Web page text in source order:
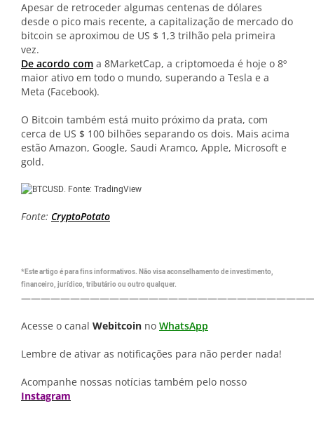
Apesar de retroceder algumas centenas de dólares
desde o pico mais recente, a capitalização de mercado do
bitcoin se aproximou de US $ 1,3 trilhão pela primeira
vez.
De acordo com a 8MarketCap, a criptomoeda é hoje o 8º
maior ativo em todo o mundo, superando a Tesla e a
Meta (Facebook).
O Bitcoin também está muito próximo da prata, com
cerca de US $ 100 bilhões separando os dois. Mais acima
estão Amazon, Google, Saudi Aramco, Apple, Microsoft e
gold.
Fonte: CryptoPotato
*Este artigo é para fins informativos. Não visa aconselhamento de investimento,
financeiro, jurídico, tributário ou outro qualquer.
Acesse o canal Webitcoin no WhatsApp
Lembre de ativar as notificações para não perder nada!
Acompanhe nossas notícias também pelo nosso
Instagram